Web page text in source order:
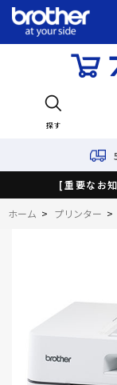
探す
[重要なお
ホーム > プリンター >